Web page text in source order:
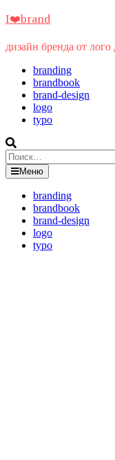
Перейти
содержимому
I❤️brand
дизайн бренда от
branding
brandbook
brand-design
logo
typo
Найти:
Меню
branding
brandbook
brand-design
logo
typo